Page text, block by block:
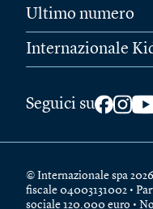
Ultimo numero
Internazionale
Seguici su
© Internazionale spa
fiscale 04003131002 •
sociale 120.000 euro •